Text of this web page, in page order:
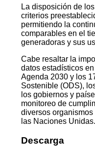
La disposición de
criterios
permitiendo la
comparables en el
generadoras y sus
Cabe resaltar la
datos estadísticos
Agenda 2030 y los
Sostenible (ODS),
los gobiernos y
monitoreo de
diversos
las Naciones Unidas.
Descarga